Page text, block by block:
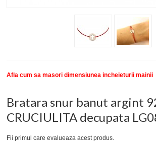
Afla cum sa masori dimensiunea incheieturii mainii
Bratara snur banut argint
CRUCIULITA decupata
Fii primul care evalueaza acest produs.